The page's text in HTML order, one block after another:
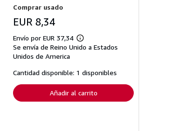
Comprar usado
EUR 8,34
Envío por EUR 37,34
Más
información
tarifas
de
envío
Se envía de Reino Unido a Estados
Unidos de America
Cantidad disponible: 1 disponibles
Añadir al carrito